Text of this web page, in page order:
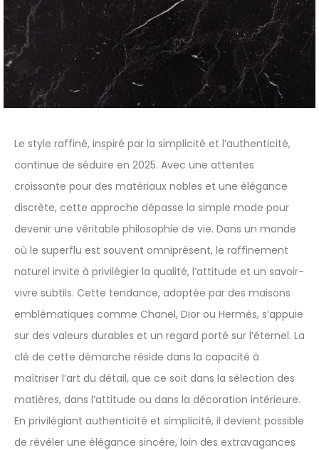
Le style raffiné, inspiré par la simplicité et l’authenticité,
continue de séduire en 2025. Avec une attentes
croissante pour des matériaux nobles et une élégance
discrète, cette approche dépasse la simple mode pour
devenir une véritable philosophie de vie. Dans un monde
où le superflu est souvent omniprésent, le raffinement
naturel invite à privilégier la qualité, l’attitude et un savoir-
vivre subtils. Cette tendance, adoptée par des maisons
emblématiques comme Chanel, Dior ou Hermès, s’appuie
sur des valeurs durables et un regard porté sur l’éternel. La
clé de cette démarche réside dans la capacité à
maîtriser l’art du détail, que ce soit dans la sélection des
matières, dans l’attitude ou dans la décoration intérieure.
En privilégiant authenticité et simplicité, il devient possible
de révéler une élégance sincère, loin des extravagances